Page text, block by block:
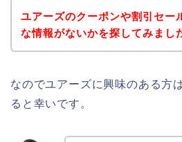
ユアーズのクーポンや割引セー
な情報がないかを探してみまし
なのでユアーズに興味のある方
ると幸いです。